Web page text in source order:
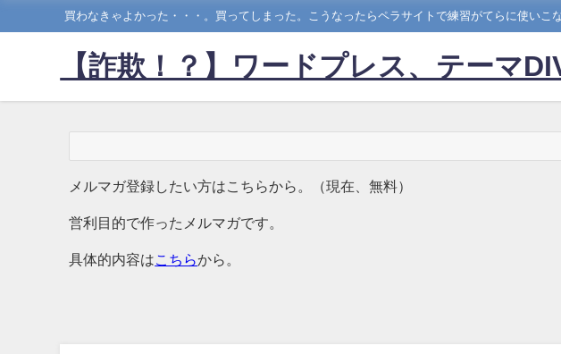
買わなきゃよかった・・・。買ってしまった。こうなったらペラサイトで練習がてらに使い
【詐欺！？】ワードプレス、テーマ
メルマガ登録したい方はこちらから。（現在、無料）
営利目的で作ったメルマガです。
具体的内容は こちらから。